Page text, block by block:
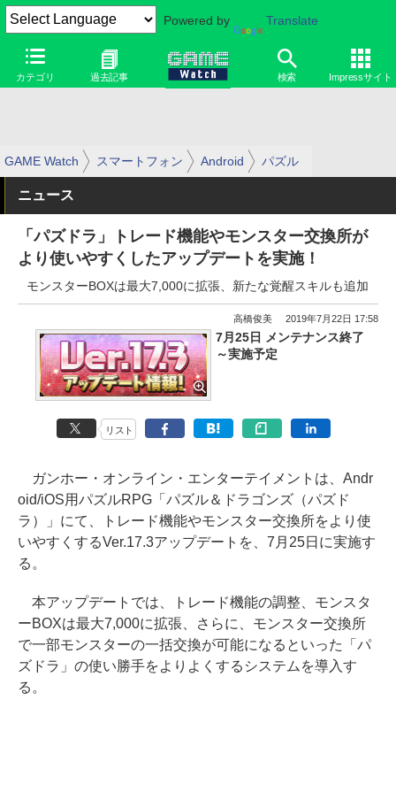
Powered by Translate
カテゴリ 過去記事 検索 Impressサイト
GAME Watch スマートフォン Android パズル
ニュース
「パズドラ」トレード機能やモンスター交換所が
より使いやすくしたアップデートを実施！
モンスターBOXは最大7,000に拡張、新たな覚醒スキルも追加
高橋俊美 2019年7月22日 17:58
7月25日 メンテナンス終了
～実施予定
リスト
ガンホー・オンライン・エンターテイメントは、Andr
oid/iOS用パズルRPG「パズル＆ドラゴンズ（パズド
ラ）」にて、トレード機能やモンスター交換所をより使
いやすくするVer.17.3アップデートを、7月25日に実施す
る。
本アップデートでは、トレード機能の調整、モンスタ
ーBOXは最大7,000に拡張、さらに、モンスター交換所
で一部モンスターの一括交換が可能になるといった「パ
ズドラ」の使い勝手をよりよくするシステムを導入す
る。